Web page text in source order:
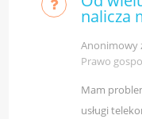
nalicza
Anonimowy
Prawo
Mam
usługi